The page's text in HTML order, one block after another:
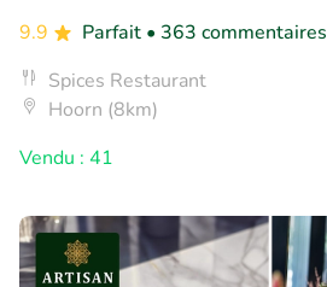
9.9
Parfait • 363 commentaires
Spices Restaurant
Hoorn (8km)
Vendu : 41